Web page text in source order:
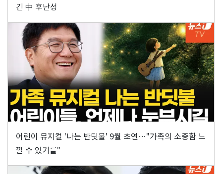
긴 中 후난성
어린이 뮤지컬 '나는 반딧불' 9월 초연…"가족의 소중함 느
낄 수 있기를"